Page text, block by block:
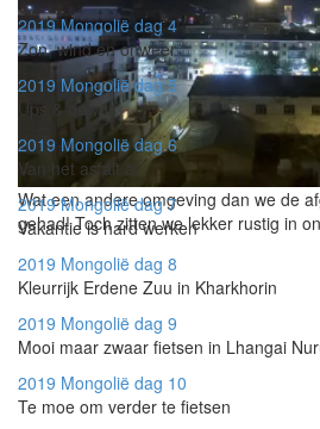
Wat een andere omgeving dan we de
gehad! Toch zitten we lekker rustig in
2019 Mongolië dag 4
Zon, wind en onweer
2019 Mongoliëdag 5
Ups & downs
2019 Mongoliëdag 6
Van het asfalt af
2019 Mongoliëdag 7
Vakantie is hard werken
2019 Mongolië dag 8
Kleurrijk Erdene Zuu in Kharkhorin
2019 Mongolië dag 9
Mooi maar zwaar fietsen in Lhangai
2019 Mongolië dag 10
Te moe om verder te fietsen